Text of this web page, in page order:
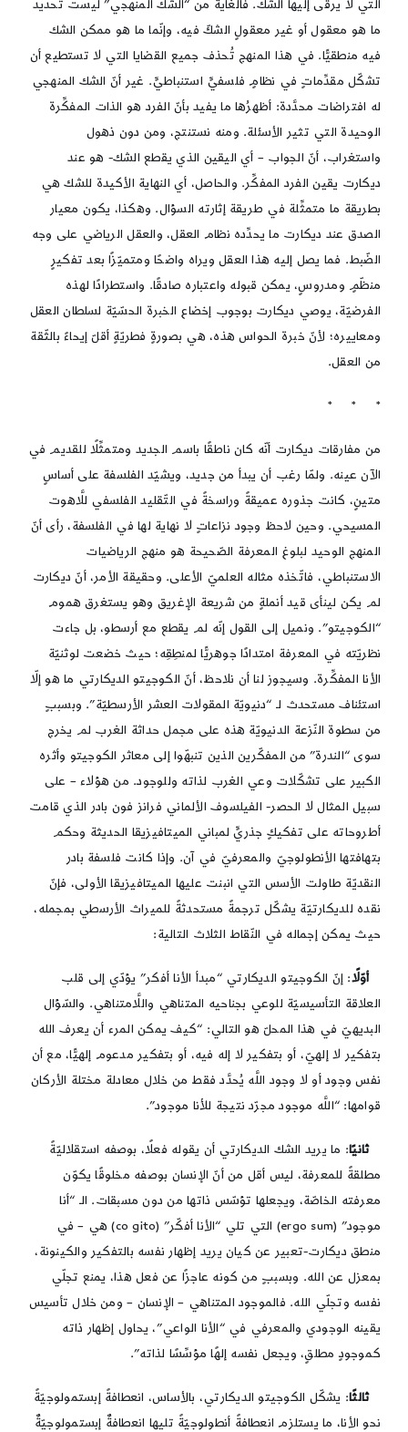
التي لا يرقى إليها الشك. فالغاية من “الشك المنهجي” ليست تحديد
ما هو معقول أو غير معقولٍ الشكّ فيه، وإنّما ما هو ممكن الشك
فيه منطقيًّا. في هذا المنهج تُحذف جميع القضايا التي لا تستطيع أن
تشكّل مقدِّماتٍ في نظامٍ فلسفيٍّ استنباطيٍّ. غير أنّ الشك المنهجي
له افتراضات محدَّدة: أظهرُها ما يفيد بأنّ الفرد هو الذات المفكِّرة
الوحيدة التي تثير الأسئلة. ومنه نستنتج، ومن دون ذهول
واستغراب، أنّ الجواب – أي اليقين الذي يقطع الشك- هو عند
ديكارت يقين الفرد المفكِّر. والحاصل، أي النهاية الأكيدة للشك هي
بطريقة ما متمثِّلة في طريقة إثارته السؤال. وهكذا، يكون معيار
الصدق عند ديكارت ما يحدِّده نظام العقل، والعقل الرياضي على وجه
الضّبط. فما يصل إليه هذا العقل ويراه واضحًا ومتميّزًا بعد تفكيرٍ
منظّمٍ ومدروسٍ، يمكن قبوله واعتباره صادقًا. واستطرادًا لهذه
الفرضيّة، يوصي ديكارت بوجوب إخضاع الخبرة الحسّيّة لسلطان العقل
ومعاييره؛ لأنّ خبرة الحواس هذه، هي بصورةٍ فطريّةٍ أقلّ إيحاءً بالثّقة
من العقل.
* * *
من مفارقات ديكارت أنّه كان ناطقًا باسم الجديد ومتمثِّلًا للقديم في
الآن عينه. ولمّا رغب أن يبدأ من جديد، ويشيّد الفلسفة على أساسٍ
متينٍ، كانت جذوره عميقةً وراسخةً في التّقليد الفلسفي للَّاهوت
المسيحي. وحين لاحظ وجود نزاعاتٍ لا نهاية لها في الفلسفة، رأى أنّ
المنهج الوحيد لبلوغ المعرفة الصّحيحة هو منهج الرياضيات
الاستنباطي، فاتّخذه مثاله العلميّ الأعلى. وحقيقة الأمر، أنّ ديكارت
لم يكن لينأى قيد أنملةٍ من شريعة الإغريق وهو يستغرق هموم
“الكوجيتو”. ونميل إلى القول إنّه لم يقطع مع أرسطو، بل جاءت
نظريّته في المعرفة امتدادًا جوهريًّا لمنطِقِه؛ حيث خضعت لوثنيّة
الأنا المفكِّرة. وسيجوز لنا أن نلاحظ، أنّ الكوجيتو الديكارتي ما هو إلّا
استئناف مستحدث لـ “دنيويّة المقولات العشر الأرسطيّة”. وبسببٍ
من سطوة النّزعة الدنيويّة هذه على مجمل حداثة الغرب لم يخرج
سوى “الندرة” من المفكّرين الذين تنبهّوا إلى معاثر الكوجيتو وأثره
الكبير على تشكّلات وعي الغرب لذاته وللوجود. من هؤلاء – على
سبيل المثال لا الحصر- الفيلسوف الألماني فرانز فون بادر الذي قامت
أطروحاته على تفكيكٍ جذريٍّ لمباني الميتافيزيقا الحديثة وحكم
بتهافتها الأنطولوجيّ والمعرفيّ في آن. وإذا كانت فلسفة بادر
النقديّة طاولت الأسس التي انبنت عليها الميتافيزيقا الأولى، فإنّ
نقده للديكارتيّة يشكّل ترجمةً مستحدثةً للميراث الأرسطي بمجمله،
حيث يمكن إجماله في النّقاط الثلاث التالية:
أوّلًا: إنّ الكوجيتو الديكارتي “مبدأ الأنا أفكر” يؤدّي إلى قلب
العلاقة التأسيسيّة للوعي بجناحيه المتناهي واللَّامتناهي. والسّؤال
البديهيّ في هذا المحلّ هو التالي: “كيف يمكن المرء أن يعرف الله
بتفكير لا إلهيّ، أو بتفكير لا إله فيه، أو بتفكير مدعوم إلهيًّا، مع أن
نفس وجود أو لا وجود اللَّه يُحدَّد فقط من خلال معادلة مختلة الأركان
قوامها: “اللَّه موجود مجرّد نتيجة للأنا موجود”.
ثانيًا: ما يريد الشك الديكارتي أن يقوله فعلًا، بوصفه استقلاليّةً
مطلقةً للمعرفة، ليس أقل من أنّ الإنسان بوصفه مخلوقًا يكوّن
معرفته الخاصّة، ويجعلها تؤسّس ذاتها من دون مسبقات. الـ “أنا
موجود” (ergo sum) التي تلي “الأنا أفكّر” (co gito) هي – في
منطق ديكارت-تعبير عن كيان يريد إظهار نفسه بالتفكير والكينونة،
بمعزل عن الله. وبسببٍ من كونه عاجزًا عن فعل هذا، يمنع تجلّي
نفسه وتجلّي الله. فالموجود المتناهي – الإنسان – ومن خلال تأسيس
يقينه الوجودي والمعرفي في “الأنا الواعي”، يحاول إظهار ذاته
كموجودٍ مطلقٍ، ويجعل نفسه إلهًا مؤسِّسًا لذاته”.
ثالثًا: يشكّل الكوجيتو الديكارتي، بالأساس، انعطافةً إبستمولوجيّةً
نحو الأنا، ما يستلزم انعطافةً أنطولوجيّةً تليها انعطافةٌ إبستمولوجيّةٌ